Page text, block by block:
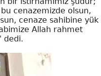
cenazemizde olsun,
cenaze sahibine yük
Allah rahmet
dedi.